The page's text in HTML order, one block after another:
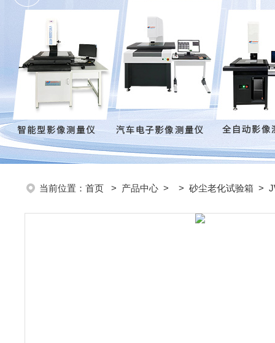
当前位置： 首页 > 产品中心 > > 砂尘老化试验箱 >